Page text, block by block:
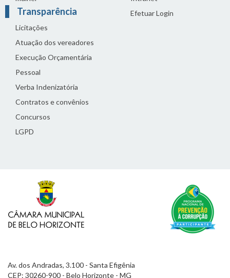
Transparência
Licitações
Atuação dos vereadores
Execução Orçamentária
Pessoal
Verba Indenizatória
Contratos e convênios
Concursos
LGPD
Efetuar Login
Av. dos Andradas, 3.100 - Santa Efigênia
CEP: 30260-900 - Belo Horizonte - MG